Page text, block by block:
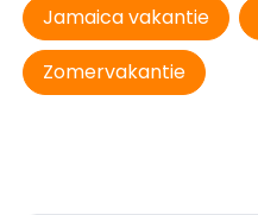
Jamaica vakantie
Zomervakantie